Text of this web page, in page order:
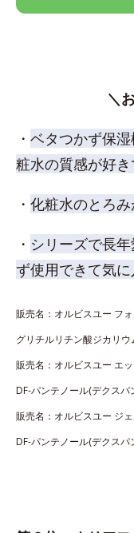
＼
・ ベタつかず保
粧水の質感が好き
・ 化粧水のとろみ
・ シリーズで長
ず使用できて気に
販売名：オルビスユー フ
グリチルリチン酸ジカリ
販売名：オルビスユー エ
DF-パンテノール(デクス
販売名：オルビスユー ジ
DF-パンテノール(デクス